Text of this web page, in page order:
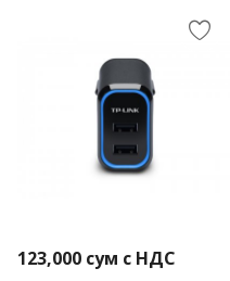
123,000 сум с НДС